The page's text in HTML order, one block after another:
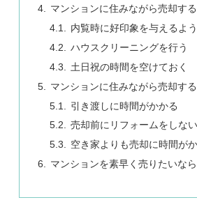
マンションに住みながら売却す
内覧時に好印象を与えるよ
ハウスクリーニングを行う
土日祝の時間を空けておく
マンションに住みながら売却す
引き渡しに時間がかかる
売却前にリフォームをしない
空き家よりも売却に時間が
マンションを素早く売りたいな